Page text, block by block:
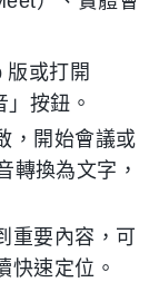
版或打開
按鈕。
，開始會議或
轉換為文字，
重要內容，可
快速定位。